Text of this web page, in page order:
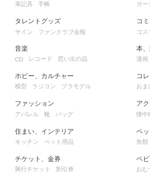
筆記具 手帳
タレントグッズ
サイン ファンクラブ会報
ガー
コ
コス
音楽
CD レコード 思い出の品
ホビー、カルチャー
模型 ラジコン プラモデル
ファッション
アパレル 靴 バッグ
住まい、インテリア
キッチン ペット用品
チケット、金券
興行チケット 割引券
本
漫画
コ
おま
ア
懐中
ペ
魚類
ベ
おむ